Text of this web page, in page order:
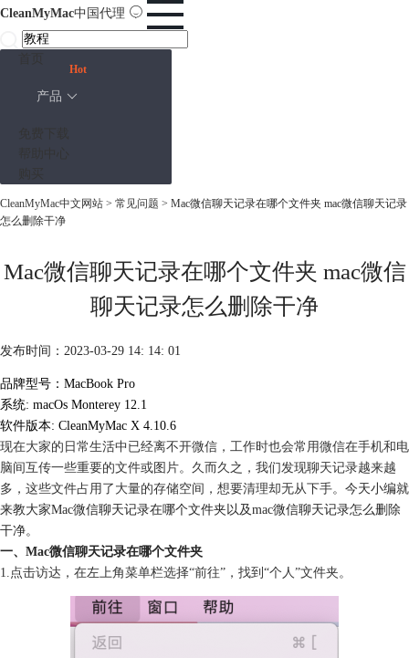
CleanMyMac中国代理
产品
Hot
CleanMyMac中文网站 > 常见问题 > Mac微信聊天记录在哪个文件夹 mac微信聊天记录
怎么删除干净
Mac微信聊天记录在哪个文件夹 mac微信
聊天记录怎么删除干净
发布时间：2023-03-29 14: 14: 01
品牌型号：MacBook Pro
系统: macOs Monterey 12.1
软件版本: CleanMyMac X 4.10.6
现在大家的日常生活中已经离不开微信，工作时也会常用微信在手机和电
脑间互传一些重要的文件或图片。久而久之，我们发现聊天记录越来越
多，这些文件占用了大量的存储空间，想要清理却无从下手。 今天小编就
来教大家Mac微信聊天记录在哪个文件夹以及mac微信聊天记录怎么删除
干净。
一、Mac微信聊天记录在哪个文件夹
1.点击访达，在左上角菜单栏选择“前往”，找到“个人”文件夹。